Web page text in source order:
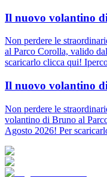
Il nuovo volantino
Non perdere le
al Parco Corolla, valido
scaricarlo clicca qui!
Il nuovo volantino
Non perdere le
volantino di Bruno al
Agosto 2026! Per